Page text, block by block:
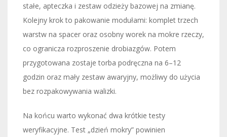
stałe, apteczka i zestaw odzieży bazowej na zmianę.
Kolejny krok to pakowanie modułami: komplet trzech
warstw na spacer oraz osobny worek na mokre rzeczy,
co ogranicza rozproszenie drobiazgów. Potem
przygotowana zostaje torba podręczna na 6–12
godzin oraz mały zestaw awaryjny, możliwy do użycia
bez rozpakowywania walizki.
Na końcu warto wykonać dwa krótkie testy
weryfikacyjne. Test „dzień mokry” powinien